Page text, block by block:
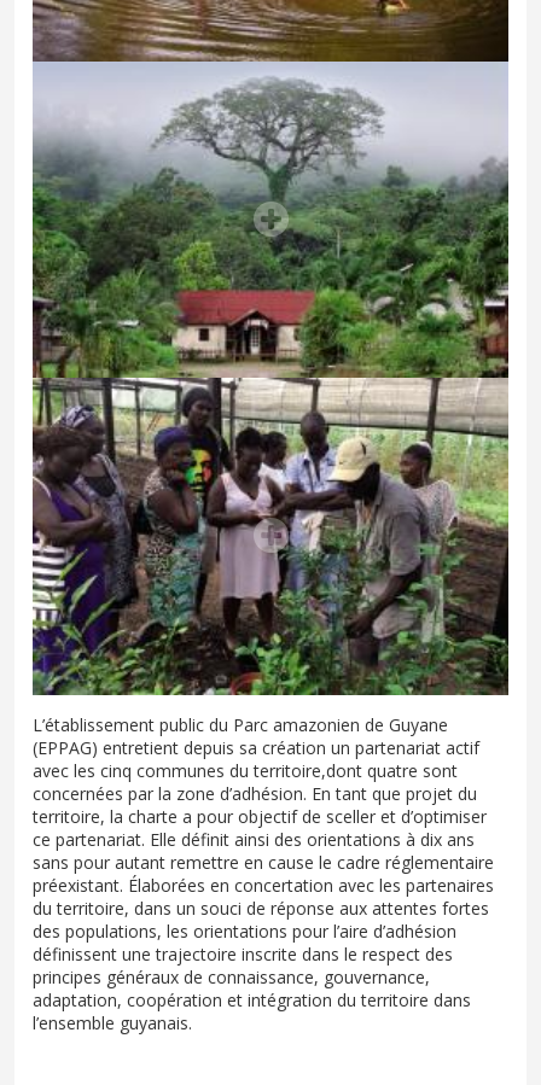
L’établissement public du Parc amazonien de Guyane
(EPPAG) entretient depuis sa création un partenariat actif
avec les cinq communes du territoire,dont quatre sont
concernées par la zone d’adhésion. En tant que projet du
territoire, la charte a pour objectif de sceller et d’optimiser
ce partenariat. Elle définit ainsi des orientations à dix ans
sans pour autant remettre en cause le cadre réglementaire
préexistant. Élaborées en concertation avec les partenaires
du territoire, dans un souci de réponse aux attentes fortes
des populations, les orientations pour l’aire d’adhésion
définissent une trajectoire inscrite dans le respect des
principes généraux de connaissance, gouvernance,
adaptation, coopération et intégration du territoire dans
l’ensemble guyanais.